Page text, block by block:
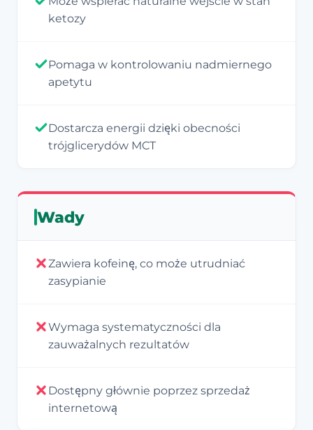
ketozy
Pomaga w kontrolowaniu nadmiernego
apetytu
Dostarcza energii dzięki obecności
trójglicerydów MCT
Wady
Zawiera kofeinę, co może utrudniać
zasypianie
Wymaga systematyczności dla
zauważalnych rezultatów
Dostępny głównie poprzez sprzedaż
internetową